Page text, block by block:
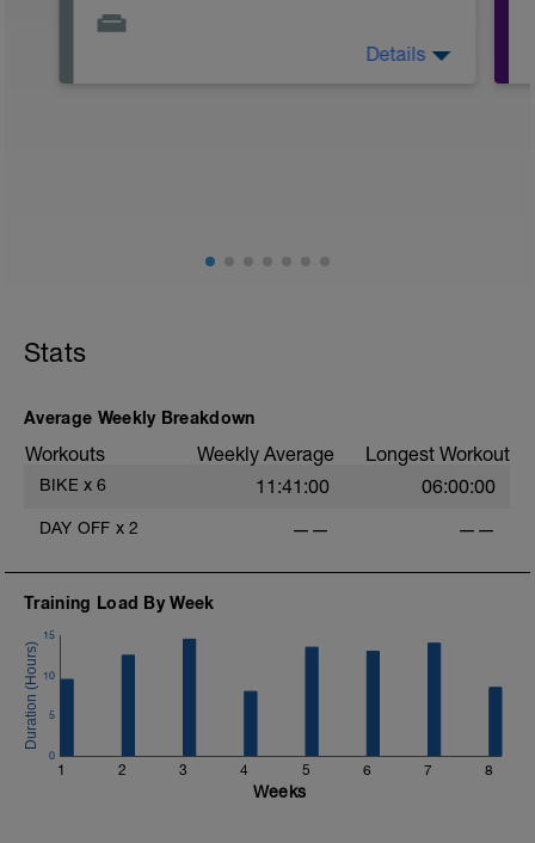
Details
Stats
Average Weekly Breakdown
Workouts Weekly Average Longest Workout
BIKE x 6 11:41:00 06:00:00
DAY OFF x 2 —— ——
Training Load By Week
1 2 3 4 5 6 7 8
0
5
10
15
Weeks